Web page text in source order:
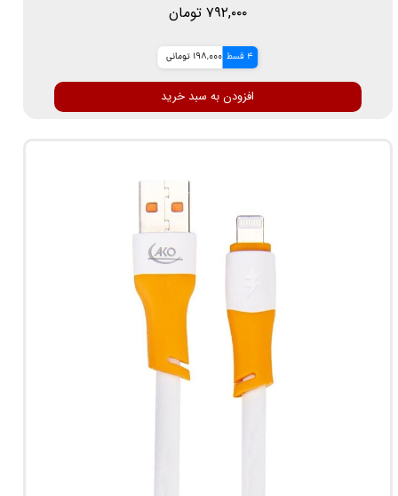
۷۹۲,۰۰۰ تومان
4 قسط 198,000 تومانی
افزودن به سبد خرید